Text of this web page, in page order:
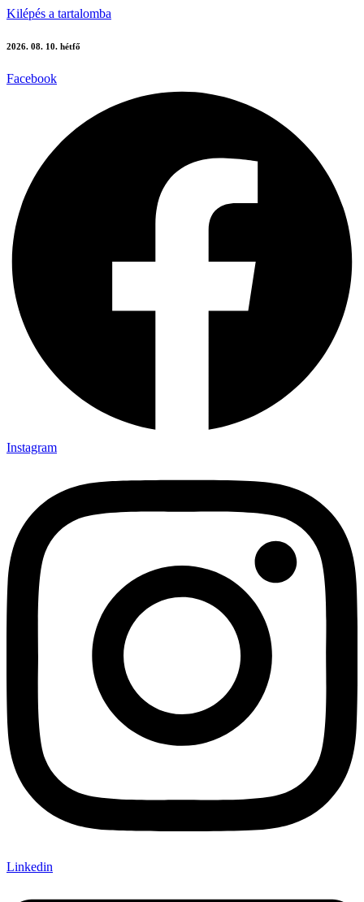
Kilépés a tartalomba
2026. 08. 10. hétfő
Facebook
Instagram
Linkedin